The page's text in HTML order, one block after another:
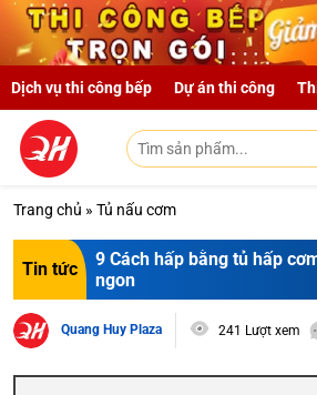
Skip to main content
Dịch vụ thi công bếp Dự án thi công
Trang chủ » Tủ nấu cơm
Tin tức
9 Cách hấp bằng tủ hấp
ngon
Quang Huy Plaza 241 Lượt xem